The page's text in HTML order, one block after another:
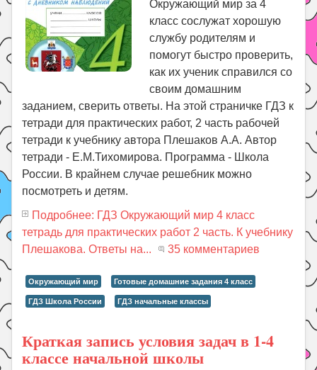
Окружающий мир за 4
класс сослужат хорошую
службу родителям и
помогут быстро проверить,
как их ученик справился со
своим домашним
заданием, сверить ответы. На этой страничке ГДЗ к
тетради для практических работ, 2 часть рабочей
тетради к учебнику автора Плешаков А.А. Автор
тетради - Е.М.Тихомирова. Программа - Школа
России. В крайнем случае решебник можно
посмотреть и детям.
Подробнее: ГДЗ Окружающий мир 4 класс
тетрадь для практических работ 2 часть. К учебнику
Плешакова. Ответы на...
35 комментариев
Окружающий мир Готовые домашние задания 4 класс
ГДЗ Школа России ГДЗ начальные классы
Краткая запись условия задач в 1-4
классе начальной школы